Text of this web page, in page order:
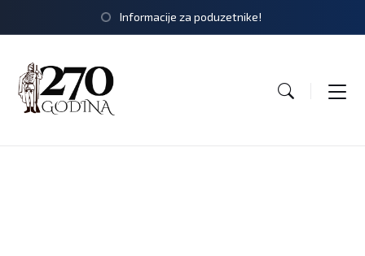
Informacije za poduzetnike!